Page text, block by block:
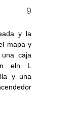
y la
mapa y
caja
eln L
y una